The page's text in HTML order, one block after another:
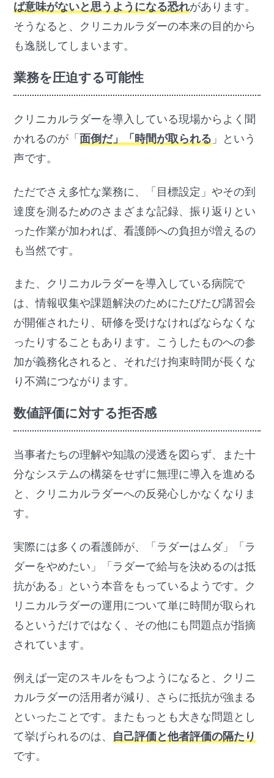
ば意味がないと思うようになる恐れがあります。
そうなると、クリニカルラダーの本来の目的から
も逸脱してしまいます。
業務を圧迫する可能性
クリニカルラダーを導入している現場からよく聞
かれるのが「 面倒だ」「時間が取られる 」という
声です。
ただでさえ多忙な業務に、「目標設定」やその到
達度を測るためのさまざまな記録、振り返りとい
った作業が加われば、看護師への負担が増えるの
も当然です。
また、クリニカルラダーを導入している病院で
は、情報収集や課題解決のためにたびたび講習会
が開催されたり、研修を受けなければならなくな
ったりすることもあります。こうしたものへの参
加が義務化されると、それだけ拘束時間が長くな
り不満につながります。
数値評価に対する拒否感
当事者たちの理解や知識の浸透を図らず、また十
分なシステムの構築をせずに無理に導入を進める
と、クリニカルラダーへの反発心しかなくなりま
す。
実際には多くの看護師が、「ラダーはムダ」「ラ
ダーをやめたい」「ラダーで給与を決めるのは抵
抗がある」という本音をもっているようです。ク
リニカルラダーの運用について単に時間が取られ
るというだけではなく、その他にも問題点が指摘
されています。
例えば一定のスキルをもつようになると、クリニ
カルラダーの活用者が減り、さらに抵抗が強まる
といったことです。またもっとも大きな問題とし
て挙げられるのは、 自己評価と他者評価の隔たり
です。